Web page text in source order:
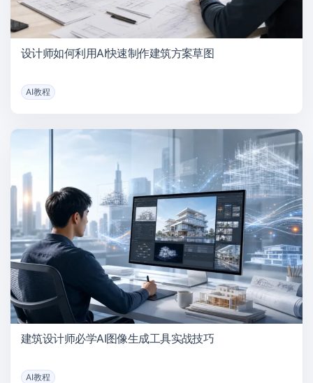
设计师如何利用AI快速制作建筑方案草图
AI教程
建筑设计师必学AI图像生成工具实战技巧
AI教程